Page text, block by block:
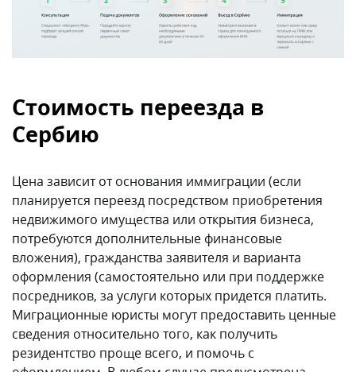
Стоимость переезда в
Сербию
Цена зависит от основания иммиграции (если
планируется переезд посредством приобретения
недвижимого имущества или открытия бизнеса,
потребуются дополнительные финансовые
вложения), гражданства заявителя и варианта
оформления (самостоятельно или при поддержке
посредников, за услуги которых придется платить.
Миграционные юристы могут предоставить ценные
сведения относительно того, как получить
резидентство проще всего, и помочь с